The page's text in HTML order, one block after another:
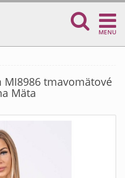
MENU
tmavomätové
Mäta